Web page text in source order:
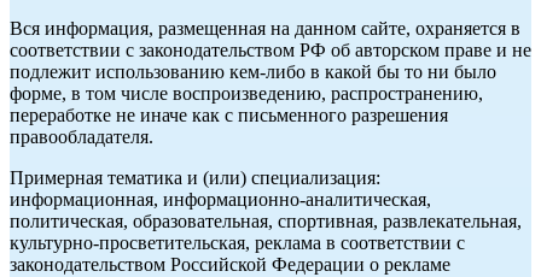
Вся информация, размещенная на данном сайте, охраняется в
соответствии с законодательством РФ об авторском праве и не
подлежит использованию кем-либо в какой бы то ни было
форме, в том числе воспроизведению, распространению,
переработке не иначе как с письменного разрешения
правообладателя.
Примерная тематика и (или) специализация:
информационная, информационно-аналитическая,
политическая, образовательная, спортивная, развлекательная,
культурно-просветительская, реклама в соответствии с
законодательством Российской Федерации о рекламе